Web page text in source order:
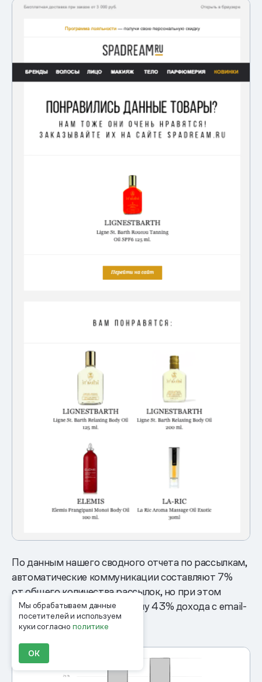
Мы обрабатываем данные
посетителей и используем
куки согласнополитике
ОК
По данным нашего сводного отчета по рассылкам,
автоматические коммуникации составляют 7%
от общего количества рассылок, но при этом
приносят интернет-магазину 43% дохода с email-
канала: